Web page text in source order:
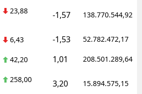
23,88 -1,57 138.770.544,92
6,43 -1,53 52.782.472,17
42,20 1,01 208.501.289,64
258,00 3,20 15.894.575,15